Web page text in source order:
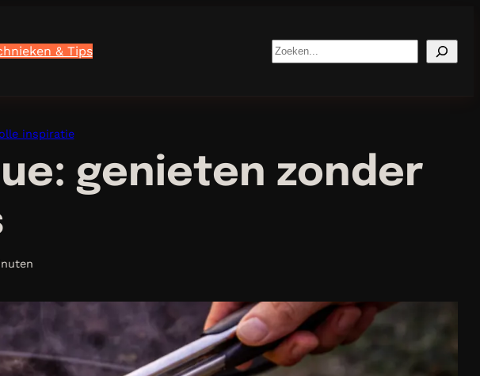
& Tips Search
inspiratie
genieten zonder